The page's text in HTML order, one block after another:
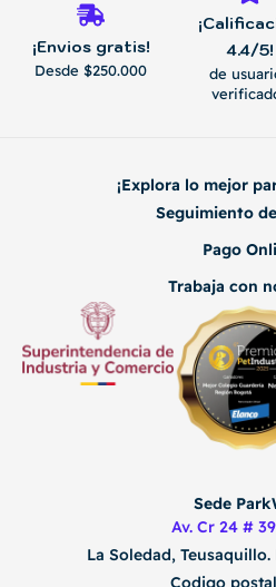
¡Envios gratis!
Desde $250.000
4.4/5!
de
¡Explora lo mejor
Seguimiento
Pago
Trabaja con
Sede
Av. Cr 24 #
La Soledad, Teusaquillo.
Codigo postal